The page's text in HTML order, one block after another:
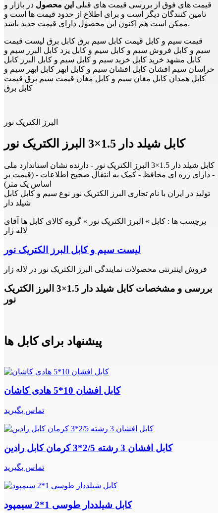
قیمت های فوق از بررسی قیمت های قبلی این محصول در بازار و
تامین کنندگان دیگر است و برای اطلاع از حدود قیمت ها است و
ممکن است هم اکنون این محصول دارای قیمت جدید باشد.
قیمت سیم و کابل قیمت کابل سیم برق کابل برق لیست قیمت
سیم و کابل فروش سیم و کابل سیم و کابل یزد کابل البرز سیم و
کابل مشهد خرید کابل خرید سیم و کابل سیم و کابل البرز کابل
خراسان سیم افشان کابل افشان سیم و کابل ابهر کابل ابهر سیم و
کابل همدان کابل مغان سیم و کابل مغان قیمت سیم برق قیمت
کابل برق
البرز الکتریک نور
کابل شیلد دار 1.5×3 البرز الکتریک نور
کابل شیلد دار 1.5×3 البرز الکتریک نور - دارنده نشان استاندارد ملی
- دارای زره ای محافظ - کمک به انتقال صحیح اطلاعات - (قیمت بر
اساس یک متر)
تولید در ایران با نام تجاری البرز الکتریک نور نوع سیم و کابل کابل
شیلد دار
برچسب ها : کابل » البرز الکتریک نور » گروه کالای کابل ها آقای
لاله زار
لیست سیم و کابل البرز الکتریک نور
فروش اینترنتی محصولات نمایندگی البرز الکتریک نور در لاله زار
بررسی و مشخصات کابل شیلد دار 1.5×3 البرز الکتریک
نور
پیشنهاد برای کابل ها
کابل افشان 10*5 هادی کاشان
تماس بگیرید
کابل افشان 3 رشته 2/5*3 کرمان کابل رادین
تماس بگیرید
کابل شیلددار طوسی 1*2 سیمپود